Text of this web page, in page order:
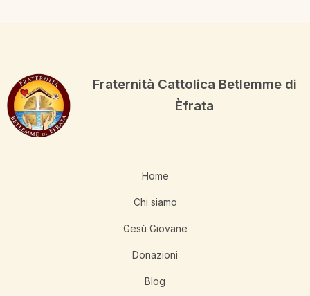
Fraternità Cattolica Betlemme di
Èfrata
Home
Chi siamo
Gesù Giovane
Donazioni
Blog